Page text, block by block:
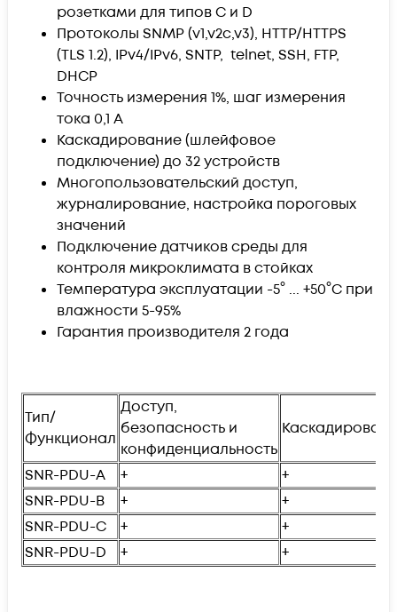
розетками для типов C и D
Протоколы SNMP (v1,v2c,v3), HTTP/HTTPS
(TLS 1.2), IPv4/IPv6, SNTP, telnet, SSH, FTP,
DHCP
Точность измерения 1%, шаг измерения
тока 0,1 А
Каскадирование (шлейфовое
подключение) до 32 устройств
Многопользовательский доступ,
журналирование, настройка пороговых
значений
Подключение датчиков среды для
контроля микроклимата в стойках
Температура эксплуатации -5° ... +50°C при
влажности 5-95%
Гарантия производителя 2 года
Тип/
Функционал
Доступ,
безопасность и
конфиденциальность
SNR-PDU-A +
+
SNR-PDU-B
+
+
SNR-PDU-C
+
+
SNR-PDU-D
+ +